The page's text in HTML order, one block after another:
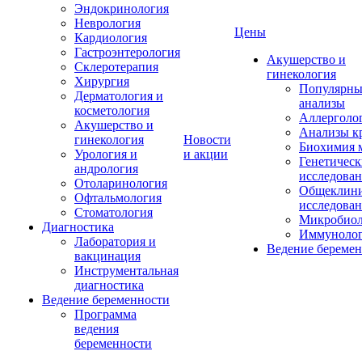
Эндокринология
Неврология
Кардиология
Гастроэнтерология
Склеротерапия
Хирургия
Дерматология и
косметология
Акушерство и
гинекология
Урология и
андрология
Отоларинология
Офтальмология
Стоматология
Диагностика
Лаборатория и
вакцинация
Инструментальная
диагностика
Ведение беременности
Программа
ведения
беременности
Новости
и акции
Цены
Акушерство и
гинекология
анализы
Анализы
Биохимия
Ведение